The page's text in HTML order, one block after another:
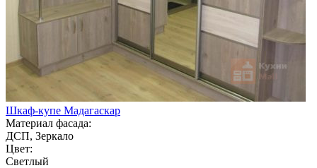
Шкаф-купе Мадагаскар
Материал фасада:
ДСП, Зеркало
Цвет:
Светлый